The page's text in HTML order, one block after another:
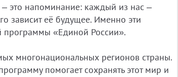
это напоминание: каждый из нас –
зависит её будущее. Именно эти
программы «Единой России».
многонациональных регионов страны.
помогает сохранять этот мир и